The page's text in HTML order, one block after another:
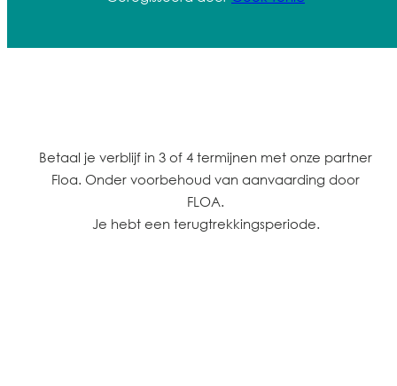
Betaal je verblijf in 3 of 4 termijnen met onze partner
Floa. Onder voorbehoud van aanvaarding door
FLOA.
Je hebt een terugtrekkingsperiode.